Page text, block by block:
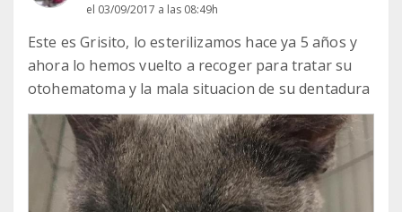
el 03/09/2017 a las 08:49h
Este es Grisito, lo esterilizamos hace ya 5 años y
ahora lo hemos vuelto a recoger para tratar su
otohematoma y la mala situacion de su dentadura